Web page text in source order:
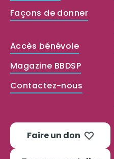
Façons de donner
Accès bénévole
Magazine BBDSP
Contactez-nous
Faire un don